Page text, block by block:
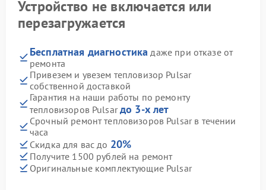
Устройство не включается или
перезагружается
Бесплатная диагностика даже при отказе от
ремонта
Привезем и увезем тепловизор Pulsar
собственной доставкой
Гарантия на наши работы по ремонту
тепловизоров Pulsarдо 3-х лет
Срочный ремонт тепловизоров Pulsar в течении
часа
Скидка для вас до 20%
Получите 1500 рублей на ремонт
Оригинальные комплектующие Pulsar